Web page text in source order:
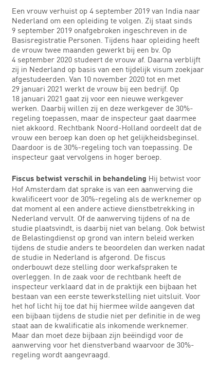
Een vrouw verhuist op 4 september 2019 van India naar
Nederland om een opleiding te volgen. Zij staat sinds
9 september 2019 onafgebroken ingeschreven in de
Basisregistratie Personen. Tijdens haar opleiding heeft
de vrouw twee maanden gewerkt bij een bv. Op
4 september 2020 studeert de vrouw af. Daarna verblijft
zij in Nederland op basis van een tijdelijk visum zoekjaar
afgestudeerden. Van 10 november 2020 tot en met
29 januari 2021 werkt de vrouw bij een bedrijf. Op
18 januari 2021 gaat zij voor een nieuwe werkgever
werken. Daarbij willen zij en deze werkgever de 30%-
regeling toepassen, maar de inspecteur gaat daarmee
niet akkoord. Rechtbank Noord-Holland oordeelt dat de
vrouw een beroep kan doen op het gelijkheidsbeginsel.
Daardoor is de 30%-regeling toch van toepassing. De
inspecteur gaat vervolgens in hoger beroep.
Fiscus betwist verschil in behandeling Hij betwist voor
Hof Amsterdam dat sprake is van een aanwerving die
kwalificeert voor de 30%-regeling als de werknemer op
dat moment al een andere actieve dienstbetrekking in
Nederland vervult. Of de aanwerving tijdens of na de
studie plaatsvindt, is daarbij niet van belang. Ook betwist
de Belastingdienst op grond van intern beleid werken
tijdens de studie anders te beoordelen dan werken nadat
de studie in Nederland is afgerond. De fiscus
onderbouwt deze stelling door werkafspraken te
overleggen. In de zaak voor de rechtbank heeft de
inspecteur verklaard dat in de praktijk een bijbaan het
bestaan van een eerste tewerkstelling niet uitsluit. Voor
het hof licht hij toe dat hij hiermee wilde aangeven dat
een bijbaan tijdens de studie niet per definitie in de weg
staat aan de kwalificatie als inkomende werknemer.
Maar dan moet deze bijbaan zijn beëindigd voor de
aanwerving voor het dienstverband waarvoor de 30%-
regeling wordt aangevraagd.